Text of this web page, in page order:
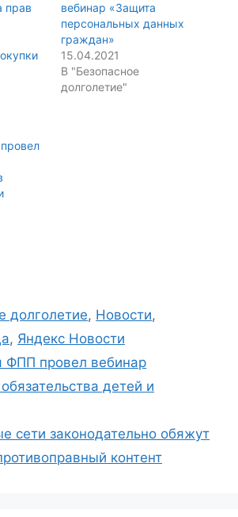
прав
вебинар «Защита
персональных данных
граждан»
15.04.2021
В "Безопасное
долголетие"
долголетие, Новости,
, Яндекс Новости
ФПП провел вебинар
детей и
сети законодательно обяжут
контент